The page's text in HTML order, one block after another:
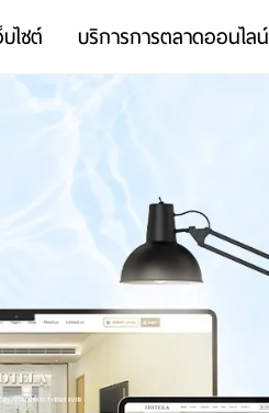
ไซต์ บริการการตลาดออนไลน์